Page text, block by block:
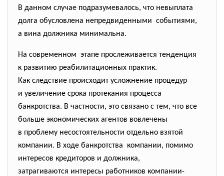
В данном случае подразумевалось, что невыплата
долга обусловлена непредвиденными событиями,
а вина должника минимальна.
На современном этапе прослеживается тенденция
к развитию реабилитационных практик.
Как следствие происходит усложнение процедур
и увеличение срока протекания процесса
банкротства. В частности, это связано с тем, что все
больше экономических агентов вовлечены
в проблему несостоятельности отдельно взятой
компании. В ходе банкротства компании, помимо
интересов кредиторов и должника,
затрагиваются интересы работников компании-